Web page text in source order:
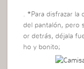
. *Para disfrazar
del pantalón, pero
or detrás, déjala
ho y bonito;